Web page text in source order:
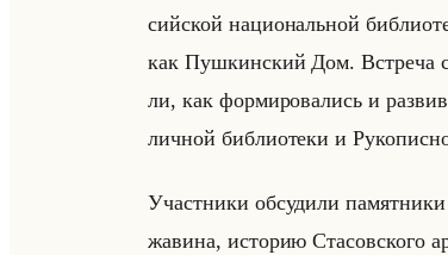
сийской на­ци­ональной
как Пуш­кин­ский Дом. Встре­ча
ли, как фор­ми­ро­ва­лись и
лич­ной биб­лио­те­ки и
Участ­ни­ки об­су­ди­ли
жа­ви­на, ис­то­рию Ста­сов­ско­го